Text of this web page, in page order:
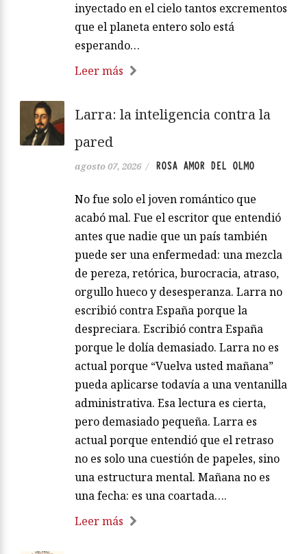
inyectado en el cielo tantos excrementos
que el planeta entero solo está
esperando…
Leer más
Larra: la inteligencia contra la
pared
agosto 07, 2026 / ROSA AMOR DEL OLMO
No fue solo el joven romántico que
acabó mal. Fue el escritor que entendió
antes que nadie que un país también
puede ser una enfermedad: una mezcla
de pereza, retórica, burocracia, atraso,
orgullo hueco y desesperanza. Larra no
escribió contra España porque la
despreciara. Escribió contra España
porque le dolía demasiado. Larra no es
actual porque “Vuelva usted mañana”
pueda aplicarse todavía a una ventanilla
administrativa. Esa lectura es cierta,
pero demasiado pequeña. Larra es
actual porque entendió que el retraso
no es solo una cuestión de papeles, sino
una estructura mental. Mañana no es
una fecha: es una coartada….
Leer más